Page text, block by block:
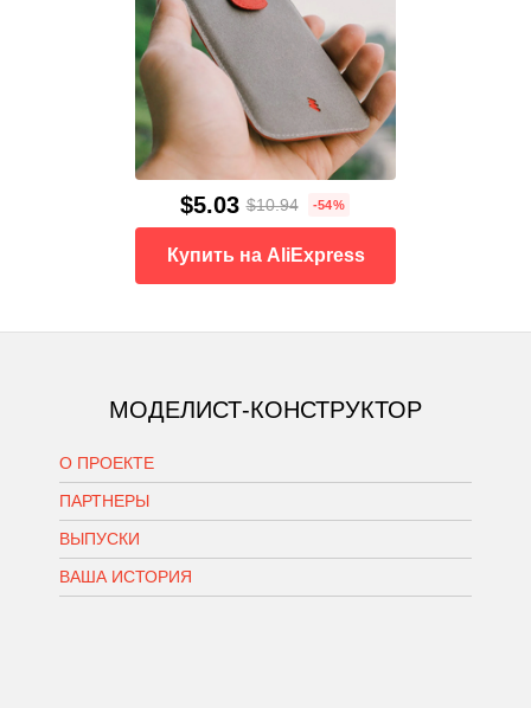
$5.03 $10.94 -54%
Купить на AliExpress
МОДЕЛИСТ-КОНСТРУКТОР
О ПРОЕКТЕ
ПАРТНЕРЫ
ВЫПУСКИ
ВАША ИСТОРИЯ